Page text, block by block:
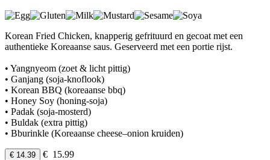
Korean Fried Chicken, knapperig gefrituurd en gecoat met een
authentieke Koreaanse saus. Geserveerd met een portie rijst.
• Yangnyeom (zoet & licht pittig)
• Ganjang (soja-knoflook)
• Korean BBQ (koreaanse bbq)
• Honey Soy (honing-soja)
• Padak (soja-mosterd)
• Buldak (extra pittig)
• Bburinkle (Koreaanse cheese–onion kruiden)
€ 14.39 € 15.99